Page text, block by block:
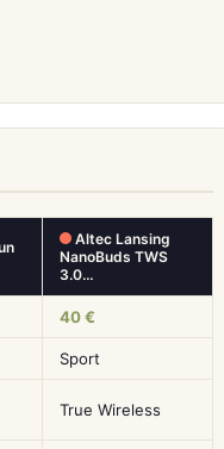
Altec Lansing
NanoBuds TWS
3.0…
40 €
Sport
True Wireless